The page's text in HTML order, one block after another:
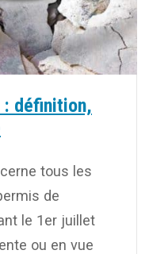
: définition,
tous les
de
le 1er juillet
ou en vue